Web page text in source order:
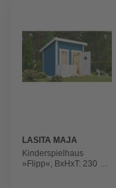
LASITA MAJA
Kinderspielhaus
»Flipp«, BxHxT: 230 x